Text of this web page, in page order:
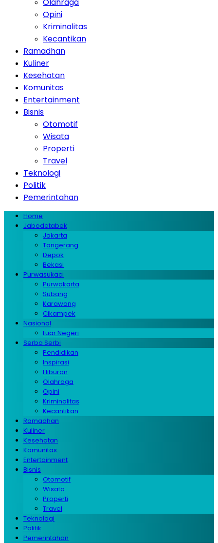
Opini
Kriminalitas
Kecantikan
Ramadhan
Kuliner
Kesehatan
Komunitas
Entertainment
Bisnis
Otomotif
Wisata
Properti
Travel
Teknologi
Politik
Pemerintahan
Home
Jabodetabek
Jakarta
Tangerang
Depok
Bekasi
Purwasukaci
Purwakarta
Subang
Karawang
Cikampek
Nasional
Luar Negeri
Serba Serbi
Pendidikan
Inspirasi
Hiburan
Olahraga
Opini
Kriminalitas
Kecantikan
Ramadhan
Kuliner
Kesehatan
Komunitas
Entertainment
Bisnis
Otomotif
Wisata
Properti
Travel
Teknologi
Politik
Pemerintahan